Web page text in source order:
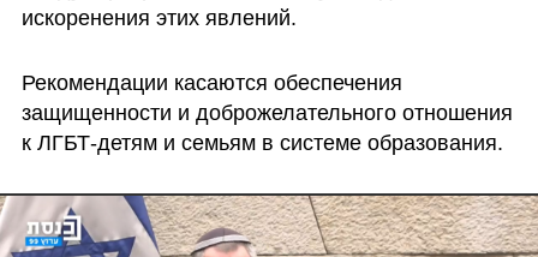
искоренения этих явлений.
Рекомендации касаются обеспечения
защищенности и доброжелательного отношения
к ЛГБТ-детям и семьям в системе образования.